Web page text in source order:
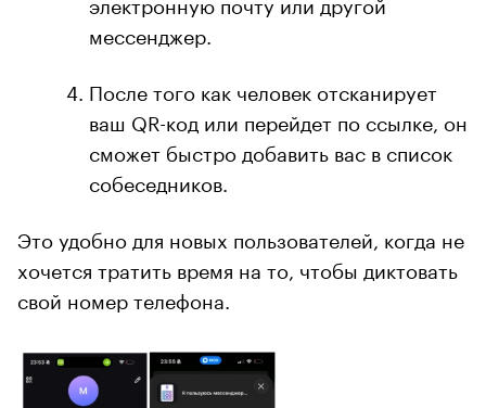
мессенджер.
После того как человек отсканирует
ваш QR-код или перейдет по ссылке, он
сможет быстро добавить вас в список
собеседников.
Это удобно для новых пользователей, когда не
хочется тратить время на то, чтобы диктовать
свой номер телефона.